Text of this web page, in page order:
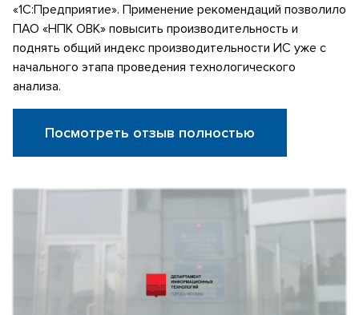
«1С:Предприятие». Применение рекомендаций позволило
ПАО «НПК ОВК» повысить производительность и
поднять общий индекс производительности ИС уже с
начального этапа проведения технологического
анализа.
Посмотреть отзыв полностью